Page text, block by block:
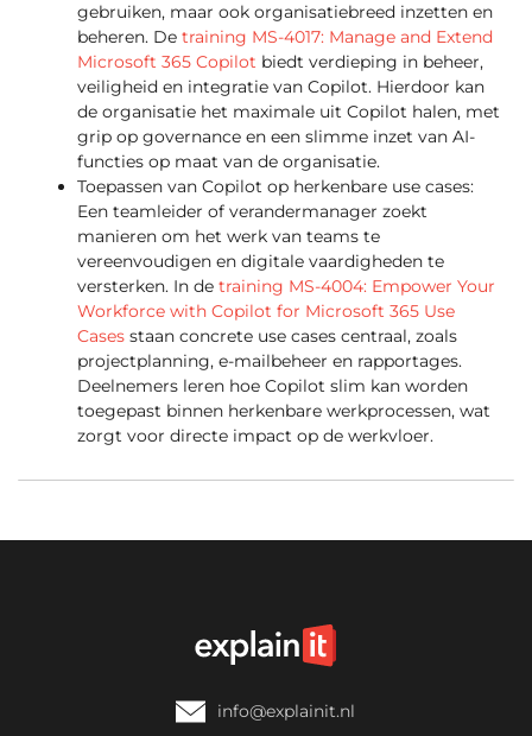
gebruiken, maar ook organisatiebreed inzetten en
beheren. De training MS-4017: Manage and Extend
Microsoft 365 Copilot biedt verdieping in beheer,
veiligheid en integratie van Copilot. Hierdoor kan
de organisatie het maximale uit Copilot halen, met
grip op governance en een slimme inzet van AI-
functies op maat van de organisatie.
Toepassen van Copilot op herkenbare use cases:
Een teamleider of verandermanager zoekt
manieren om het werk van teams te
vereenvoudigen en digitale vaardigheden te
versterken. In de training MS-4004: Empower Your
Workforce with Copilot for Microsoft 365 Use
Cases staan concrete use cases centraal, zoals
projectplanning, e-mailbeheer en rapportages.
Deelnemers leren hoe Copilot slim kan worden
toegepast binnen herkenbare werkprocessen, wat
zorgt voor directe impact op de werkvloer.
info@explainit.nl